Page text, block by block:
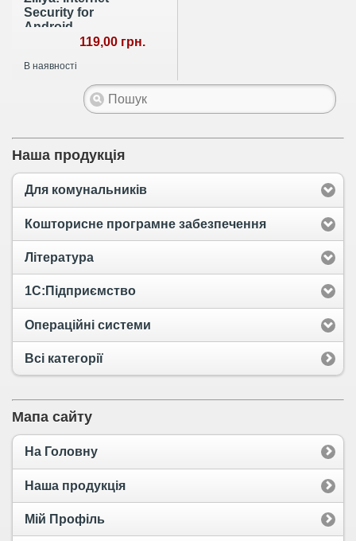
Security for
Android
119,00 грн.
В наявності
Наша продукція
Для комунальників
Кошторисне програмне забезпечення
Література
1С:Підприємство
Операційні системи
Всі категорії
Мапа сайту
На Головну
Наша продукція
Мій Профіль